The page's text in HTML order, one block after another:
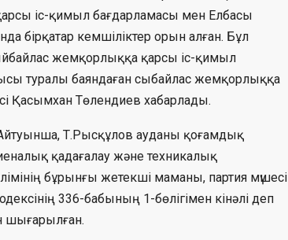
іс-қимыл бағдарламасы мен Елбасы
бірқатар кемшіліктер орын алған. Бұл
жемқорлыққа қарсы іс-қимыл
туралы баяндаған сыбайлас жемқорлыққа
Қасымхан Төлендиев хабарлады.
Т.Рысқұлов ауданы қоғамдық
қадағалау және техникалық
бұрынғы жетекші маманы, партия мүшесі
336-бабының 1-бөлігімен кінәлі деп
шығарылған.